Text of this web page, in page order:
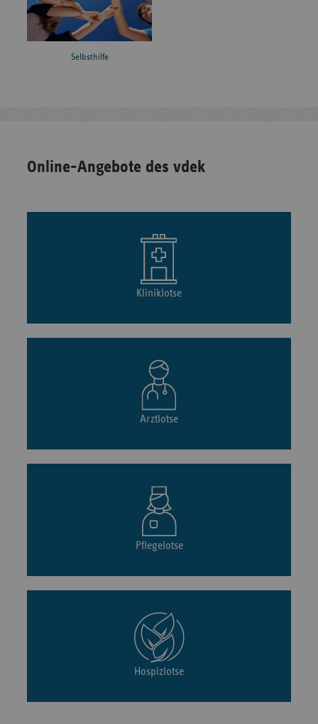
Selbsthilfe
Online-Angebote des vdek
Kliniklotse
Arztlotse
Pflegelotse
Hospizlotse